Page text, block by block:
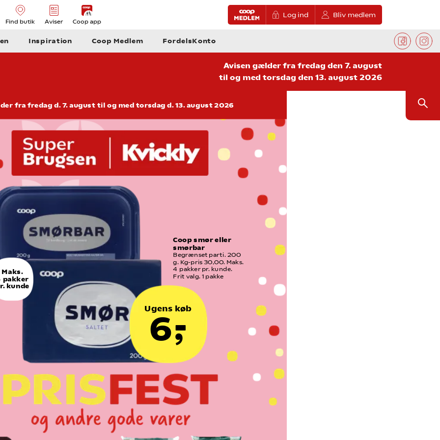
Find butik Aviser Coop app
Log ind Bliv medlem
Inspiration Coop Medlem FordelsKonto
Avisen gælder fra fredag den 7. august
til og med torsdag den 13. august 2026
Ugens køb
6,-
Coop smør eller
smørbar
Begrænset parti. 200
g. Kg-pris 30,00. Maks.
4  pakker pr. kunde.
Frit valg. 1 pakke
Maks.
pakker
kunde
fra fredag d. 7. august til og med torsdag d. 13. august 2026